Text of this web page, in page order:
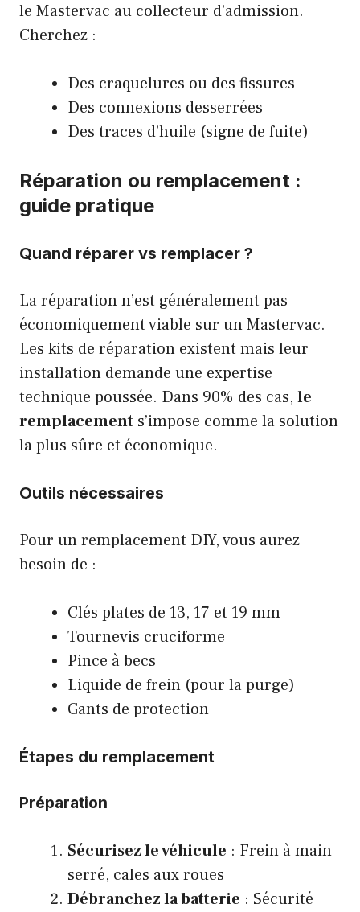
le Mastervac au collecteur d’admission.
Cherchez :
Des craquelures ou des fissures
Des connexions desserrées
Des traces d’huile (signe de fuite)
Réparation ou remplacement :
guide pratique
Quand réparer vs remplacer ?
La réparation n’est généralement pas
économiquement viable sur un Mastervac.
Les kits de réparation existent mais leur
installation demande une expertise
technique poussée. Dans 90% des cas, le
remplacement s’impose comme la solution
la plus sûre et économique.
Outils nécessaires
Pour un remplacement DIY, vous aurez
besoin de :
Clés plates de 13, 17 et 19 mm
Tournevis cruciforme
Pince à becs
Liquide de frein (pour la purge)
Gants de protection
Étapes du remplacement
Préparation
Sécurisez le véhicule : Frein à main
serré, cales aux roues
Débranchez la batterie : Sécurité